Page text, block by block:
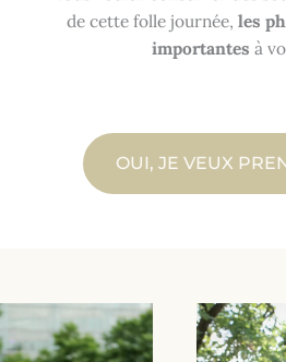
de cette folle journée, les
importantes à
OUI, JE VEUX